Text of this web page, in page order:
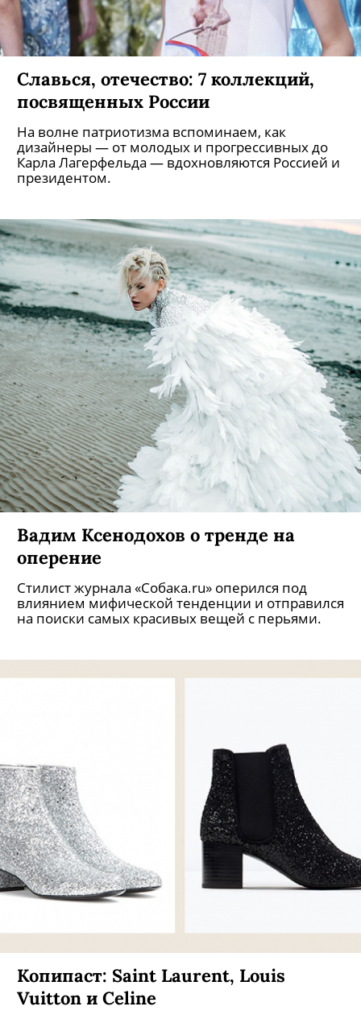
Славься, отечество: 7 коллекций,
посвященных России
На волне патриотизма вспоминаем, как
дизайнеры — от молодых и прогрессивных до
Карла Лагерфельда — вдохновляются Россией и
президентом.
Вадим Ксенодохов о тренде на
оперение
Стилист журнала «Собака.ru» оперился под
влиянием мифической тенденции и отправился
на поиски самых красивых вещей с перьями.
Копипаст: Saint Laurent, Louis
Vuitton и Celine